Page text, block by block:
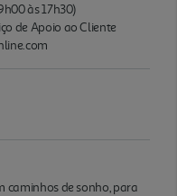
às 17h30)
de Apoio ao Cliente
caminhos de sonho, para